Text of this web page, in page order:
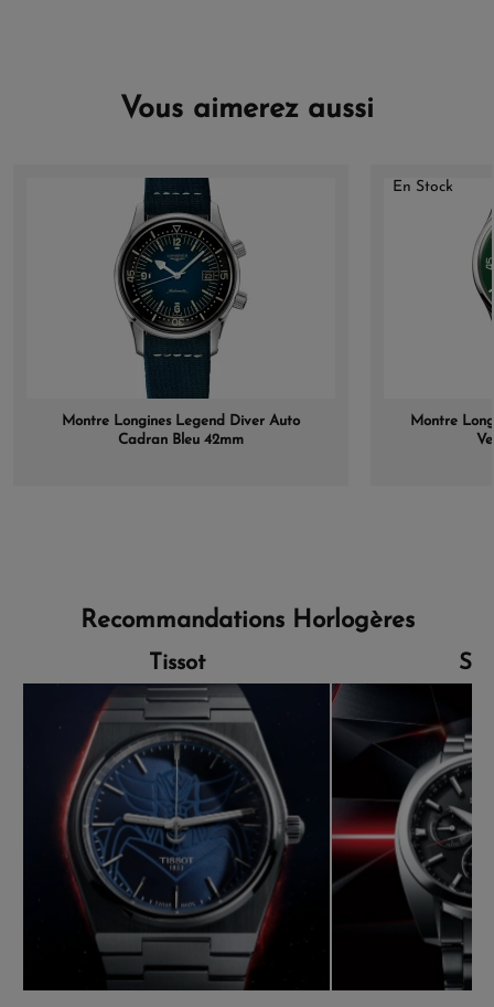
Vous aimerez aussi
Montre Longines Legend Diver Auto
Cadran Bleu 42mm
En Stock
Montre
Recommandations Horlogères
Tissot